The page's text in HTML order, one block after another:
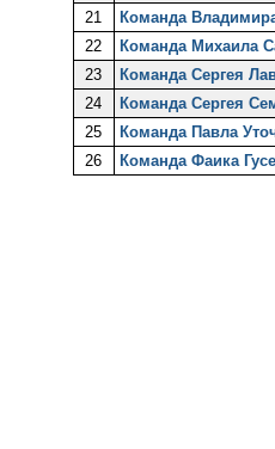
21
Команда
22
Команда Михаила
23
Команда Сергея
24
Команда Сергея
25
Команда Павла
26
Команда Фаика